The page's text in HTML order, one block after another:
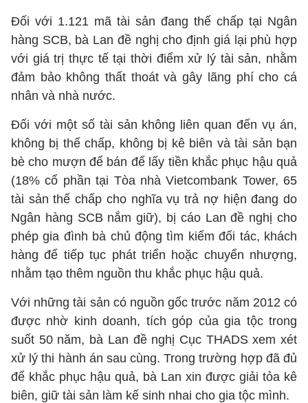
Đối với 1.121 mã tài sản đang thế chấp tại Ngân
hàng SCB, bà Lan đề nghị cho định giá lại phù hợp
với giá trị thực tế tại thời điểm xử lý tài sản, nhằm
đảm bảo không thất thoát và gây lãng phí cho cá
nhân và nhà nước.
Đối với một số tài sản không liên quan đến vụ án,
không bị thế chấp, không bị kê biên và tài sản bạn
bè cho mượn để bán để lấy tiền khắc phục hậu quả
(18% cổ phần tại Tòa nhà Vietcombank Tower, 65
tài sản thế chấp cho nghĩa vụ trả nợ hiện đang do
Ngân hàng SCB nắm giữ), bị cáo Lan đề nghị cho
phép gia đình bà chủ động tìm kiếm đối tác, khách
hàng để tiếp tục phát triển hoặc chuyển nhượng,
nhằm tạo thêm nguồn thu khắc phục hậu quả.
Với những tài sản có nguồn gốc trước năm 2012 có
được nhờ kinh doanh, tích góp của gia tộc trong
suốt 50 năm, bà Lan đề nghị Cục THADS xem xét
xử lý thi hành án sau cùng. Trong trường hợp đã đủ
để khắc phục hậu quả, bà Lan xin được giải tỏa kê
biên, giữ tài sản làm kế sinh nhai cho gia tộc mình.